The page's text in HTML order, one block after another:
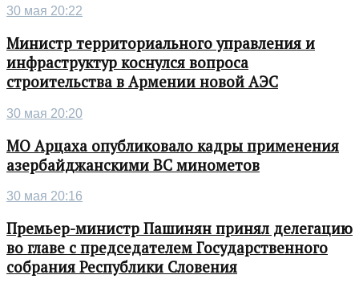
30 мая 20:22
Министр территориального управления и
инфраструктур коснулся вопроса
строительства в Армении новой АЭС
30 мая 20:20
МО Арцаха опубликовало кадры применения
азербайджанскими ВС минометов
30 мая 20:16
Премьер-министр Пашинян принял делегацию
во главе с председателем Государственного
собрания Республики Словения